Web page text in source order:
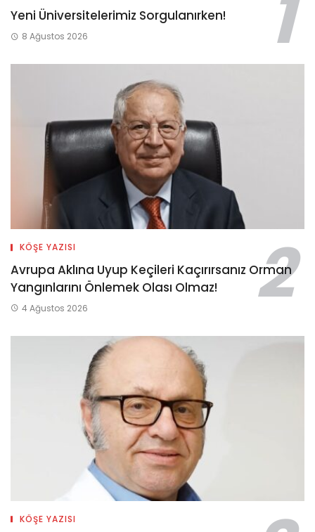
Yeni Üniversitelerimiz Sorgulanırken!
8 Ağustos 2026
KÖŞE YAZISI
Avrupa Aklına Uyup Keçileri Kaçırırsanız Orman
Yangınlarını Önlemek Olası Olmaz!
4 Ağustos 2026
KÖŞE YAZISI